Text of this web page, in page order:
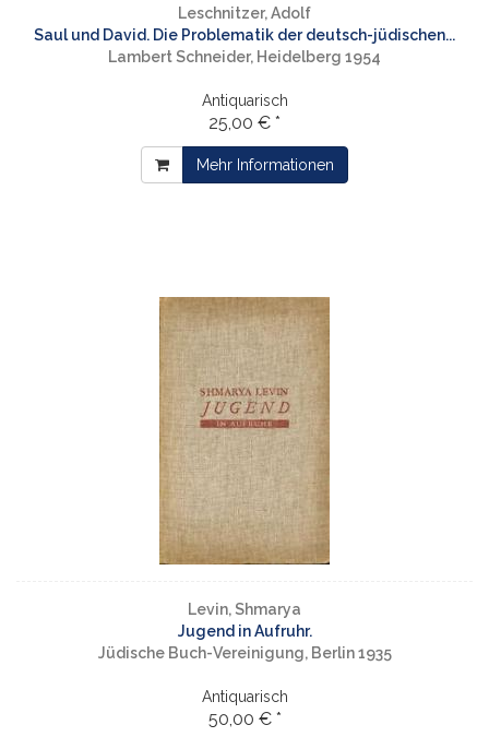
Leschnitzer, Adolf
Saul und David. Die Problematik der deutsch-jüdischen...
Lambert Schneider, Heidelberg 1954
Antiquarisch
25,00 € *
Mehr Informationen
Levin, Shmarya
Jugend in Aufruhr.
Jüdische Buch-Vereinigung, Berlin 1935
Antiquarisch
50,00 € *